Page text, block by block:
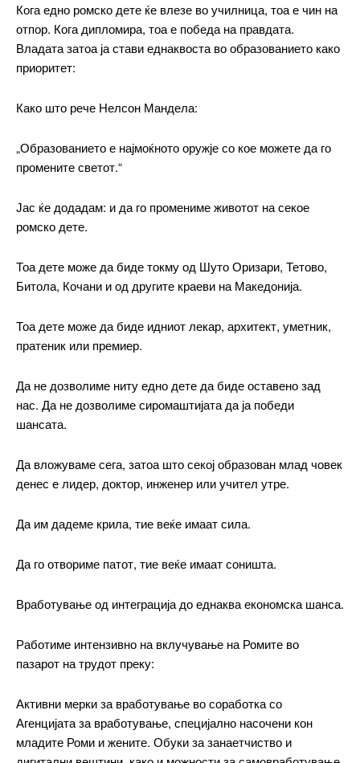
━ pricing plans
Free
Кога едно ромско дете ќе влезе во училница, тоа е чин на
отпор. Кога дипломира, тоа е победа на правдата.
Владата затоа ја стави еднаквоста во образованието како
приоритет:
Како што рече Нелсон Мандела:
„Образованието е најмоќното оружје со кое можете да го
промените светот.“
Јас ќе додадам: и да го промениме животот на секое
ромско дете.
Тоа дете може да биде токму од Шуто Оризари, Тетово,
Битола, Кочани и од другите краеви на Македонија.
Тоа дете може да биде идниот лекар, архитект, уметник,
пратеник или премиер.
Да не дозволиме ниту едно дете да биде оставено зад
нас. Да не дозволиме сиромаштијата да ја победи
шансата.
Да вложуваме сега, затоа што секој образован млад човек
денес е лидер, доктор, инженер или учител утре.
Да им дадеме крила, тие веќе имаат сила.
Да го отвориме патот, тие веќе имаат соништа.
Вработување од интеграција до еднаква економска шанса.
Работиме интензивно на вклучување на Ромите во
пазарот на трудот преку:
Активни мерки за вработување во соработка со
Агенцијата за вработување, специјално насочени кон
младите Роми и жените. Обуки за занаетчиство и